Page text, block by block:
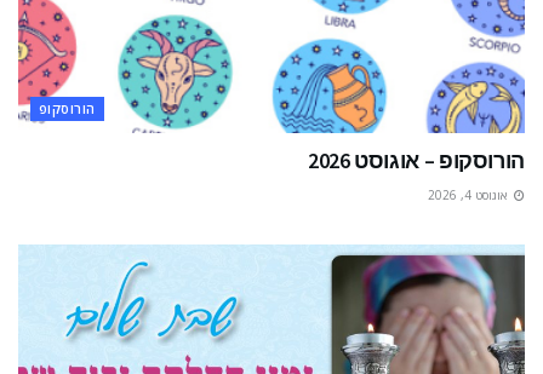
הורוסקופ
הורוסקופ – אוגוסט 2026
אוגוסט 4, 2026